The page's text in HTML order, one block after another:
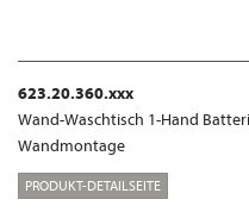
623.20.360.xxx
Wand-Waschtisch 1-Hand
Wandmontage
PRODUKT-DETAILSEITE